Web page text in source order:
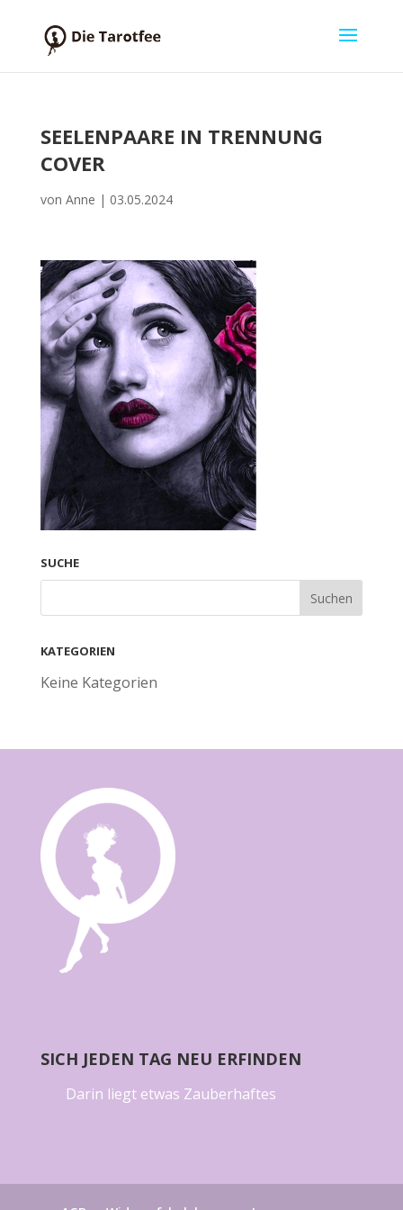
SEELENPAARE IN TRENNUNG
COVER
von Anne | 03.05.2024
SUCHE
KATEGORIEN
Keine Kategorien
SICH JEDEN TAG NEU ERFINDEN
Darin liegt etwas Zauberhaftes